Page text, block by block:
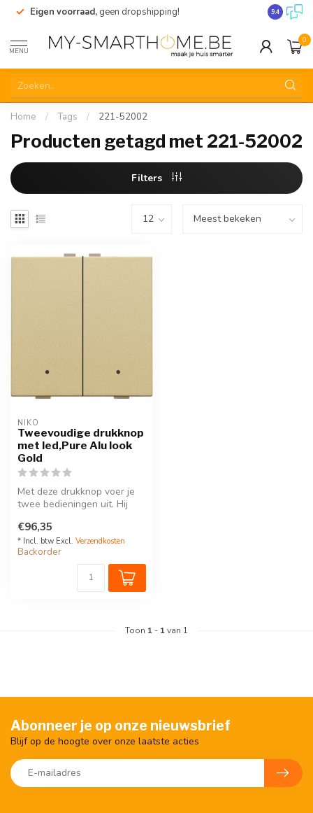
Eigen voorraad, geen dropshipping! 9.4
MENU
0
Home / Tags / 221-52002
Producten getagd met 221-52002
Filters
NIKO
Tweevoudige drukknop
met led,Pure Alu look
Gold
Met deze drukknop voer je
twee bedieningen uit. Hij
bevest...
€96,35
* Incl. btw Excl. Verzendkosten
Backorder
Toon 1 - 1van 1
Abonneer je op onze nieuwsbrief
Blijf op de hoogte over onze laatste acties